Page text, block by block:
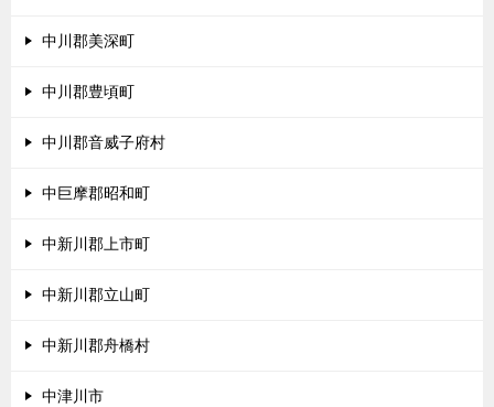
中川郡美深町
中川郡豊頃町
中川郡音威子府村
中巨摩郡昭和町
中新川郡上市町
中新川郡立山町
中新川郡舟橋村
中津川市